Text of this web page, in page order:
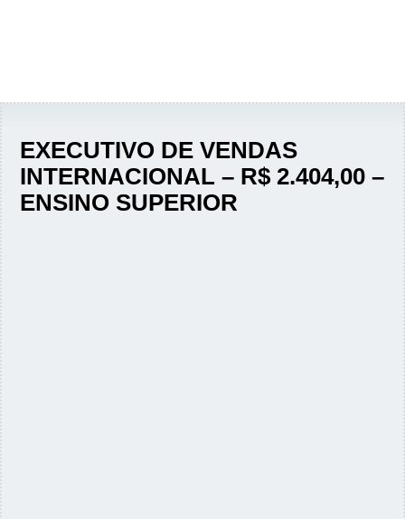
EXECUTIVO DE VENDAS
INTERNACIONAL – R$ 2.404,00 –
ENSINO SUPERIOR